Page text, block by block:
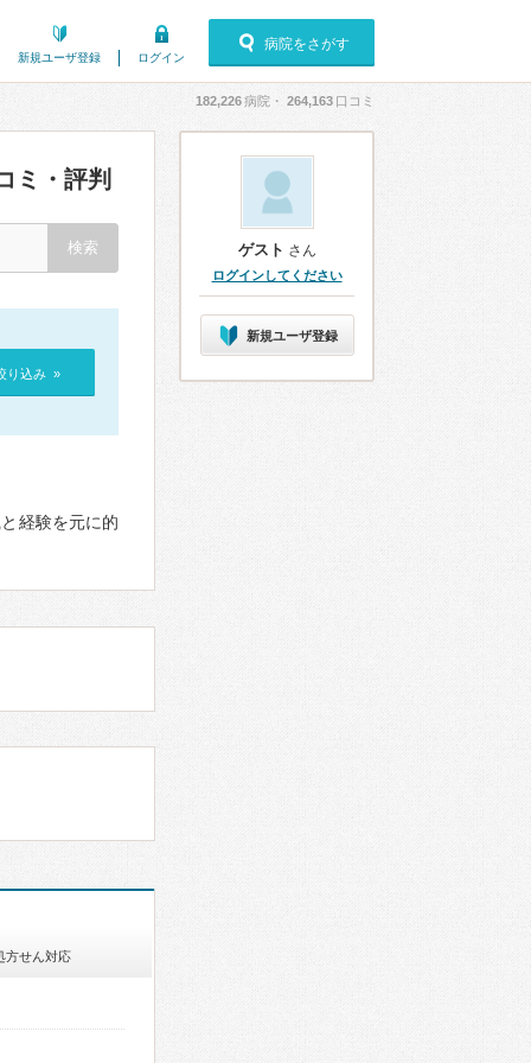
新規ユーザ登録 ログイン
病院をさがす
182,226病院・ 264,163 口コミ
ミ・評判
り込み »
経験を元に的
方せん対応
ゲスト さん
ログインしてください
新規ユーザ登録